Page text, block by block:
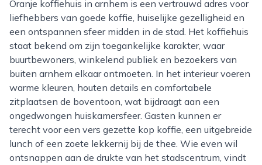
Oranje koffiehuis in arnhem is een vertrouwd adres voor
liefhebbers van goede koffie, huiselijke gezelligheid en
een ontspannen sfeer midden in de stad. Het koffiehuis
staat bekend om zijn toegankelijke karakter, waar
buurtbewoners, winkelend publiek en bezoekers van
buiten arnhem elkaar ontmoeten. In het interieur voeren
warme kleuren, houten details en comfortabele
zitplaatsen de boventoon, wat bijdraagt aan een
ongedwongen huiskamersfeer. Gasten kunnen er
terecht voor een vers gezette kop koffie, een uitgebreide
lunch of een zoete lekkernij bij de thee. Wie even wil
ontsnappen aan de drukte van het stadscentrum, vindt